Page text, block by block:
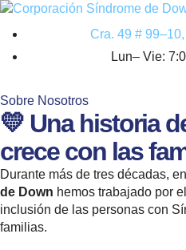
Cra. 49 #
Lun– Vie:
Sobre Nosotros
💛 Una historia
crece con las
Durante más de tres décadas,
de Down hemos trabajado por
inclusión de las personas con
familias.